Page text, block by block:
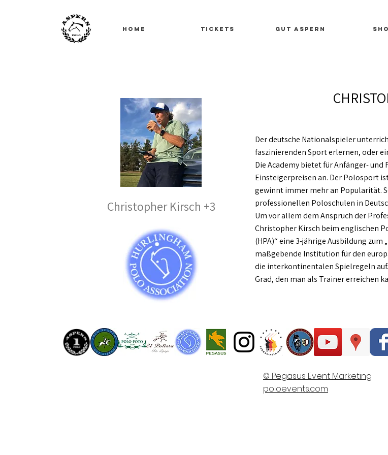
Home tickets Gut Aspern
Christopher Kirsch +3
Der deutsche Nationalspieler
faszinierenden Sport erlernen, oder
Die Academy bietet für Anfänger-
Einsteigerpreisen an. Der Polosport
gewinnt immer mehr an Popularität.
professionellen Poloschulen in
Um vor allem dem Anspruch der
Christopher Kirsch beim englischen
(HPA)“ eine 3-jährige Ausbildung zum
maßgebende Institution für den
die interkontinentalen Spielregeln
Grad, den man als Trainer erreichen
© Pegasus Event Marketing
poloevents.com